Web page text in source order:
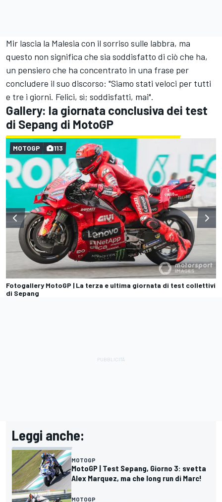
Mir lascia la Malesia con il sorriso sulle labbra, ma
questo non significa che sia soddisfatto di ciò che ha,
un pensiero che ha concentrato in una frase per
concludere il suo discorso: "Siamo stati veloci per tutti
e tre i giorni. Felici, sì; soddisfatti, mai".
Gallery: la giornata conclusiva dei test
di Sepang di MotoGP
Fotogallery MotoGP | La terza e ultima giornata di test collettivi
di Sepang
MOTOGP 113
Leggi anche:
MOTOGP
MotoGP | Test Sepang, Giorno 3: svetta
Alex Marquez, ma che long run di Marc!
MOTOGP